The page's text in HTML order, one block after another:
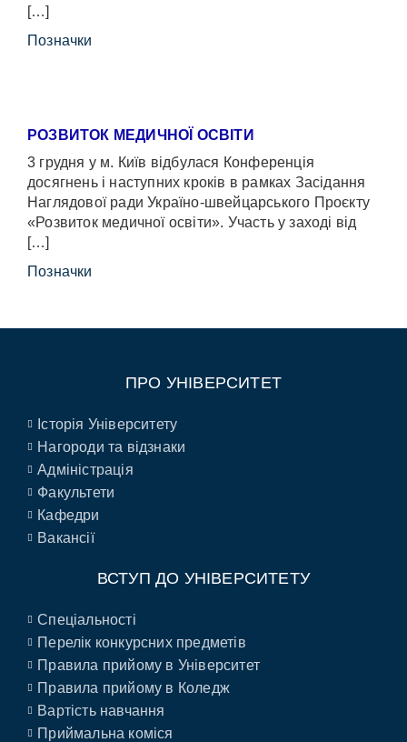
[…]
Позначки
РОЗВИТОК МЕДИЧНОЇ ОСВІТИ
3 грудня у м. Київ відбулася Конференція
досягнень і наступних кроків в рамках Засідання
Наглядової ради Україно-швейцарського Проєкту
«Розвиток медичної освіти». Участь у заході від
[…]
Позначки
ПРО УНІВЕРСИТЕТ
Історія Університету
Нагороди та відзнаки
Адміністрація
Факультети
Кафедри
Вакансії
ВСТУП ДО УНІВЕРСИТЕТУ
Спеціальності
Перелік конкурсних предметів
Правила прийому в Університет
Правила прийому в Коледж
Вартість навчання
Приймальна коміся